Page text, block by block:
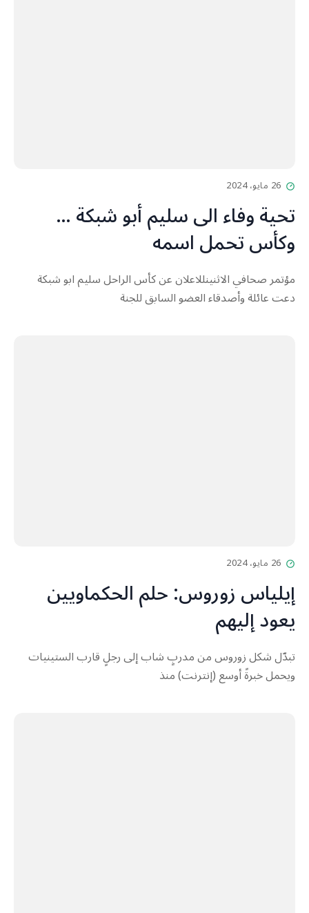
26 مايو، 2024
تحية وفاء الى سليم أبو شبكة …
وكأس تحمل اسمه
مؤتمر صحافي الاثنينللاعلان عن كأس الراحل سليم ابو شبكة
دعت عائلة وأصدقاء العضو السابق للجنة
26 مايو، 2024
إيلياس زوروس: حلم الحكماويين
يعود إليهم
تبدّل شكل زوروس من مدربٍ شاب إلى رجلٍ قارب الستينيات
ويحمل خبرةً أوسع (إنترنت) منذ